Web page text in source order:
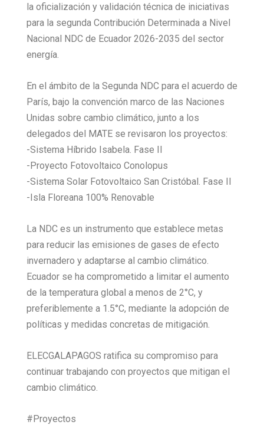
la oficialización y validación técnica de iniciativas
para la segunda Contribución Determinada a Nivel
Nacional NDC de Ecuador 2026-2035 del sector
energía.
En el ámbito de la Segunda NDC para el acuerdo de
París, bajo la convención marco de las Naciones
Unidas sobre cambio climático, junto a los
delegados del MATE se revisaron los proyectos:
-Sistema Híbrido Isabela. Fase II
-Proyecto Fotovoltaico Conolopus
-Sistema Solar Fotovoltaico San Cristóbal. Fase II
-Isla Floreana 100% Renovable
La NDC es un instrumento que establece metas
para reducir las emisiones de gases de efecto
invernadero y adaptarse al cambio climático.
Ecuador se ha comprometido a limitar el aumento
de la temperatura global a menos de 2°C, y
preferiblemente a 1.5°C, mediante la adopción de
políticas y medidas concretas de mitigación.
ELECGALAPAGOS ratifica su compromiso para
continuar trabajando con proyectos que mitigan el
cambio climático.
#Proyectos